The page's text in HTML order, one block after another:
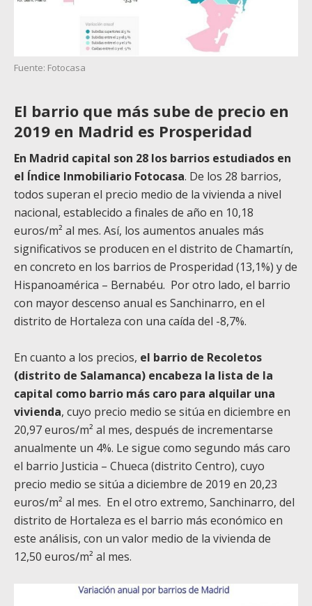
Fuente: Fotocasa
El barrio que más sube de precio en
2019 en Madrid es Prosperidad
En Madrid capital son 28 los barrios estudiados en
el Índice Inmobiliario Fotocasa. De los 28 barrios,
todos superan el precio medio de la vivienda a nivel
nacional, establecido a finales de año en 10,18
euros/m² al mes. Así, los aumentos anuales más
significativos se producen en el distrito de Chamartín,
en concreto en los barrios de Prosperidad (13,1%) y de
Hispanoamérica – Bernabéu. Por otro lado, el barrio
con mayor descenso anual es Sanchinarro, en el
distrito de Hortaleza con una caída del -8,7%.
En cuanto a los precios, el barrio de Recoletos
(distrito de Salamanca) encabeza la lista de la
capital como barrio más caro para alquilar una
vivienda, cuyo precio medio se sitúa en diciembre en
20,97 euros/m² al mes, después de incrementarse
anualmente un 4%. Le sigue como segundo más caro
el barrio Justicia – Chueca (distrito Centro), cuyo
precio medio se sitúa a diciembre de 2019 en 20,23
euros/m² al mes. En el otro extremo, Sanchinarro, del
distrito de Hortaleza es el barrio más económico en
este análisis, con un valor medio de la vivienda de
12,50 euros/m² al mes.